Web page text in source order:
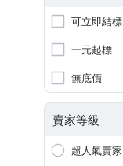
可立即結標
一元起標
無底價
賣家等級
超人氣賣家